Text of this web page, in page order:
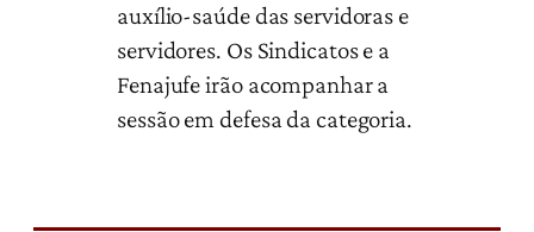
auxílio-saúde das servidoras e
servidores. Os Sindicatos e a
Fenajufe irão acompanhar a
sessão em defesa da categoria.